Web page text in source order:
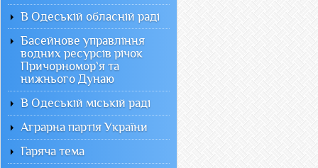
В Одеській обласній раді
Басейнове управління
водних ресурсів річок
Причорномор`я та
нижнього Дунаю
В Одеській міській раді
Аграрна партія України
Гаряча тема